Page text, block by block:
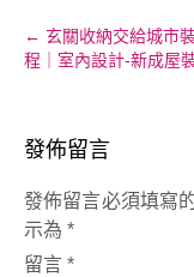
Post
navigation
← 玄關收納交給城市
程｜室內設計-新成屋
發佈留言
發佈留言必須填寫
示為 *
留言 *